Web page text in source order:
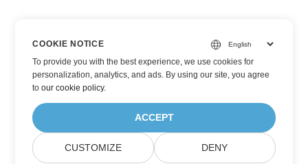
COOKIE NOTICE
To provide you with the best experience, we use cookies for
personalization, analytics, and ads. By using our site, you agree
toour cookie policy.
ACCEPT
CUSTOMIZE DENY